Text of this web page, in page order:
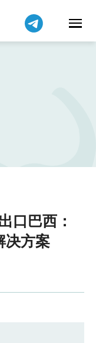
口巴西：
决方案